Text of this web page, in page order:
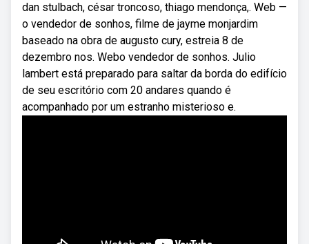
dan stulbach, césar troncoso, thiago mendonça,. Web —
o vendedor de sonhos, filme de jayme monjardim
baseado na obra de augusto cury, estreia 8 de
dezembro nos. Webo vendedor de sonhos. Julio
lambert está preparado para saltar da borda do edifício
de seu escritório com 20 andares quando é
acompanhado por um estranho misterioso e.